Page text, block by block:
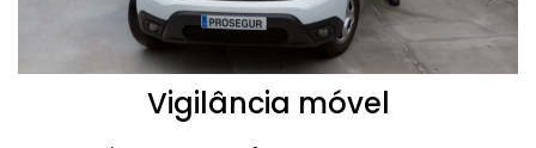
Vigilância móvel